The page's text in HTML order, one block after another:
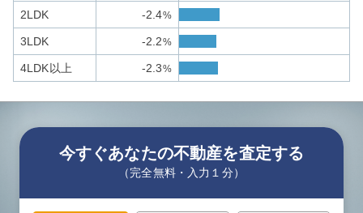
2LDK -2.4%
3LDK -2.2%
4LDK以上 -2.3%
今すぐあなたの不動産を査定する
（完全無料・入力１分）